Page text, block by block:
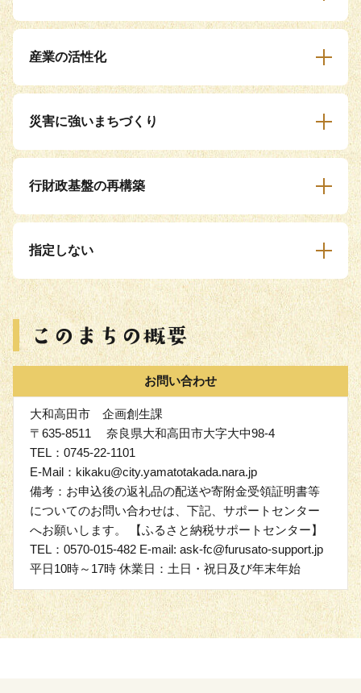
産業の活性化
災害に強いまちづくり
行財政基盤の再構築
指定しない
お問い合わせ
大和高田市 企画創生課
〒635-8511 奈良県大和高田市大字大中98-4
TEL：0745-22-1101
E-Mail：kikaku@city.yamatotakada.nara.jp
備考：お申込後の返礼品の配送や寄附金受領証明書等
についてのお問い合わせは、下記、サポートセンター
へお願いします。 【ふるさと納税サポートセンター】
TEL：0570-015-482 E-mail: ask-fc@furusato-support.jp
平日10時～17時 休業日：土日・祝日及び年末年始